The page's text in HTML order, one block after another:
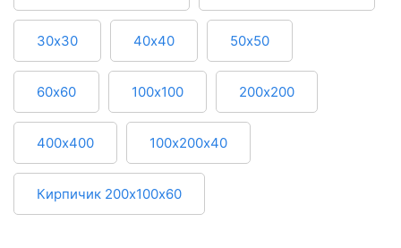
30х30 40х40 50х50
60х60 100х100 200х200
400х400 100х200х40
Кирпичик 200х100х60